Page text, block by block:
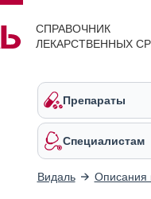
СПРАВОЧНИК
ЛЕКАРСТВЕННЫХ
Препараты
Специалистам
Видаль Описания